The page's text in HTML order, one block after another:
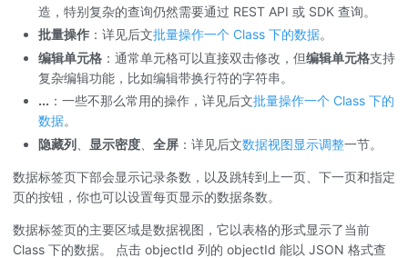
造，特别复杂的查询仍然需要通过 REST API 或 SDK 查询。
批量操作 ：详见后文批量操作一个 Class 下的数据。
编辑单元格 ：通常单元格可以直接双击修改，但编辑单元格支持
复杂编辑功能，比如编辑带换行符的字符串。
... ：一些不那么常用的操作，详见后文批量操作一个 Class 下的
数据。
隐藏列
显示密度 全屏 ：详见后文数据视图显示调整一节。
数据标签页下部会显示记录条数，以及跳转到上一页、下一页和指定
页的按钮，你也可以设置每页显示的数据条数。
数据标签页的主要区域是数据视图，它以表格的形式显示了当前
Class 下的数据。 点击 objectId 列的 objectId 能以 JSON 格式查